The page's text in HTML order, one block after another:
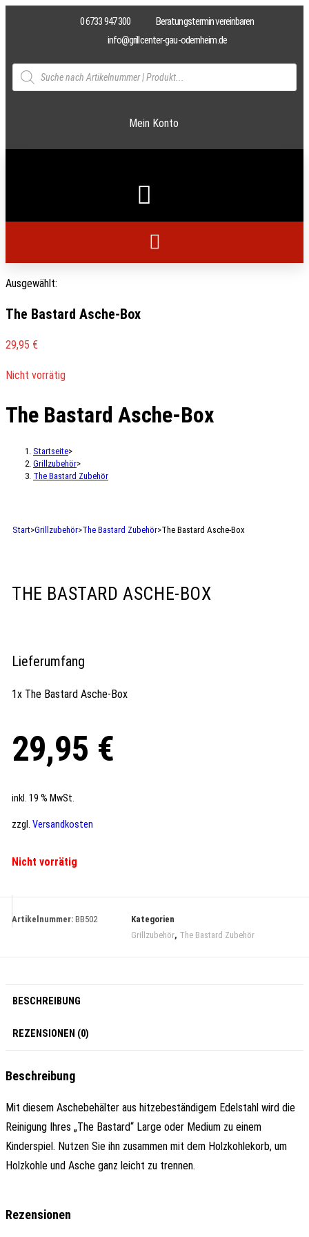
0 6733 947 300
Beratungstermin vereinbaren
info@grillcenter-gau-odernheim.de
Mein Konto
Ausgewählt:
The Bastard Asche-Box
29,95 €
Nicht vorrätig
The Bastard Asche-Box
Startseite>
Grillzubehör>
The Bastard Zubehör
Start>Grillzubehör>The Bastard Zubehör>The Bastard Asche-Box
THE BASTARD ASCHE-BOX
Lieferumfang
1x The Bastard Asche-Box
29,95 €
inkl. 19 % MwSt.
zzgl. Versandkosten
Nicht vorrätig
Artikelnummer: BB502
Kategorien
Grillzubehör, The Bastard Zubehör
BESCHREIBUNG
REZENSIONEN (0)
Beschreibung
Mit diesem Aschebehälter aus hitzebeständigem Edelstahl wird die
Reinigung Ihres „The Bastard“ Large oder Medium zu einem
Kinderspiel. Nutzen Sie ihn zusammen mit dem Holzkohlekorb, um
Holzkohle und Asche ganz leicht zu trennen.
Rezensionen